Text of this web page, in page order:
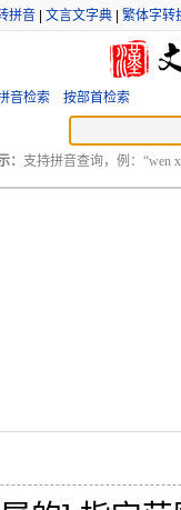
拼音 文言文字典 繁体字转
音检索 按部首检索
： 支持拼音查询，例：“wen